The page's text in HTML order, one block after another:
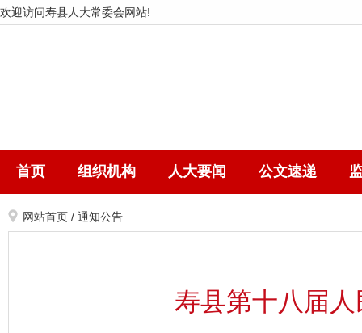
欢迎访问寿县人大常委会网站!
首页 组织机构 人大要闻 公文速递
网站首页 / 通知公告
寿县第十八届